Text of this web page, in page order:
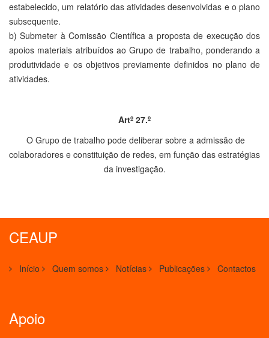
estabelecido, um relatório das atividades desenvolvidas e o plano
subsequente.
b) Submeter à Comissão Científica a proposta de execução dos
apoios materiais atribuídos ao Grupo de trabalho, ponderando a
produtividade e os objetivos previamente definidos no plano de
atividades.
Artº 27.º
O Grupo de trabalho pode deliberar sobre a admissão de
colaboradores e constituição de redes, em função das estratégias
da investigação.
CEAUP
Início Quem somos Notícias Publicações Contactos
Apoio